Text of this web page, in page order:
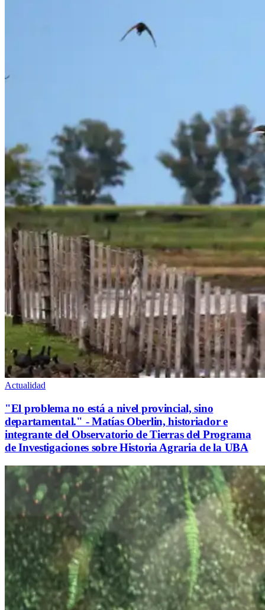
Actualidad
"El problema no está a nivel provincial, sino
departamental." - Matías Oberlin, historiador e
integrante del Observatorio de Tierras del Programa
de Investigaciones sobre Historia Agraria de la UBA